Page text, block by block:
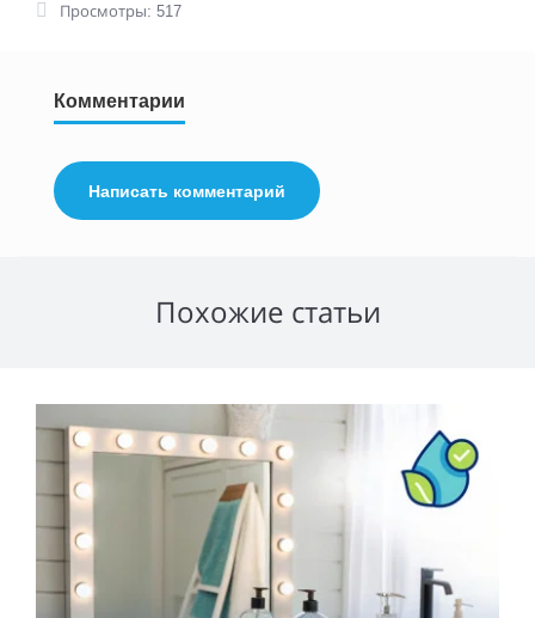
Просмотры: 517
Комментарии
Написать комментарий
Похожие статьи